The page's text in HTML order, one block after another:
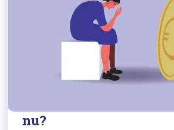
Terugkijken 7 maart
nu?